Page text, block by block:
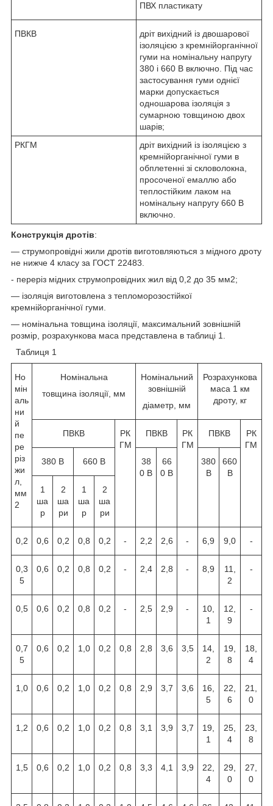
ПВХ пластикату
ПВКВ
дріт вихідний із двошарової
ізоляцією з кремнійорганічної
гуми на номінальну напругу
380 і 660 В включно. Під час
застосування гуми однієї
марки допускається
одношарова ізоляція з
сумарною товщиною двох
шарів;
РКГМ
дріт вихідний із ізоляцією з
кремнійорганічної гуми в
обплетенні зі скловолокна,
просоченої емаллю або
теплостійким лаком на
номінальну напругу 660 В
включно.
Конструкція дротів:
— струмопровідні жили дротів виготовляються з мідного дроту
не нижче 4 класу за ГОСТ 22483.
- переріз мідних струмопровідних жил від 0,2 до 35 мм2;
— ізоляція виготовлена з тепломорозостійкої
кремнійорганічної гуми.
— номінальна товщина ізоляції, максимальний зовнішній
розмір, розрахункова маса представлена в таблиці 1.
Таблиця 1
Но
мін
аль
ни
й
пе
ре
різ
жи
л,
мм
2
Номінальна
товщина ізоляції, мм
Номінальний
зовнішній
діаметр, мм
Розрахункова
маса 1 км
дроту, кг
ПВКВ
РК
ГМ
ПВКВ
РК
ГМ
ПВКВ
РК
ГМ
380 В
660 В
38
0 В
66
0 В
380
В
660
В
1
ша
р
2
ша
ри
1
ша
р
2
ша
ри
0,2 0,6 0,2 0,8 0,2 - 2,2 2,6 - 6,9 9,0 -
0,3
5
0,6 0,2 0,8 0,2 - 2,4 2,8 - 8,9
11,
2
-
0,5 0,6 0,2 0,8 0,2 - 2,5 2,9 -
10,
1
12,
9
-
0,7
5
0,6 0,2 1,0 0,2 0,8 2,8 3,6 3,5
14,
2
19,
8
18,
4
1,0 0,6 0,2 1,0 0,2 0,8 2,9 3,7 3,6
16,
5
22,
6
21,
0
1,2 0,6 0,2 1,0 0,2 0,8 3,1 3,9 3,7
19,
1
25,
4
23,
8
1,5 0,6 0,2 1,0 0,2 0,8 3,3 4,1 3,9
22,
4
29,
0
27,
0